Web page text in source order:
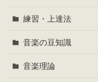
練習・上達法
音楽の豆知識
音楽理論